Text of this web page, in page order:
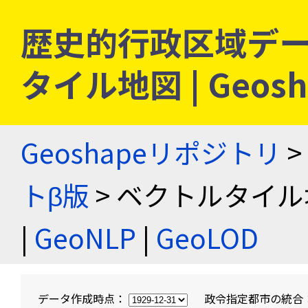
歴史的行政区域デ
タイル地図 |
Geoshapeリポジトリ >
トβ版 > ベクトルタイ
| GeoNLP | GeoLOD
データ作成時点： 政令指定都市の統